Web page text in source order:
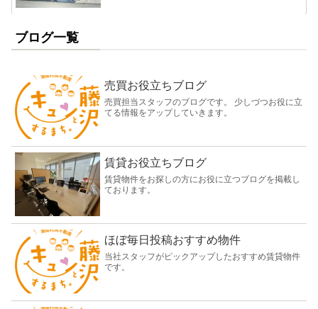
ブログ一覧
売買お役立ちブログ
売買担当スタッフのブログです。 少しづつお役に立
てる情報をアップしていきます。
賃貸お役立ちブログ
賃貸物件をお探しの方にお役に立つブログを掲載し
ております。
ほぼ毎日投稿おすすめ物件
当社スタッフがピックアップしたおすすめ賃貸物件
です。